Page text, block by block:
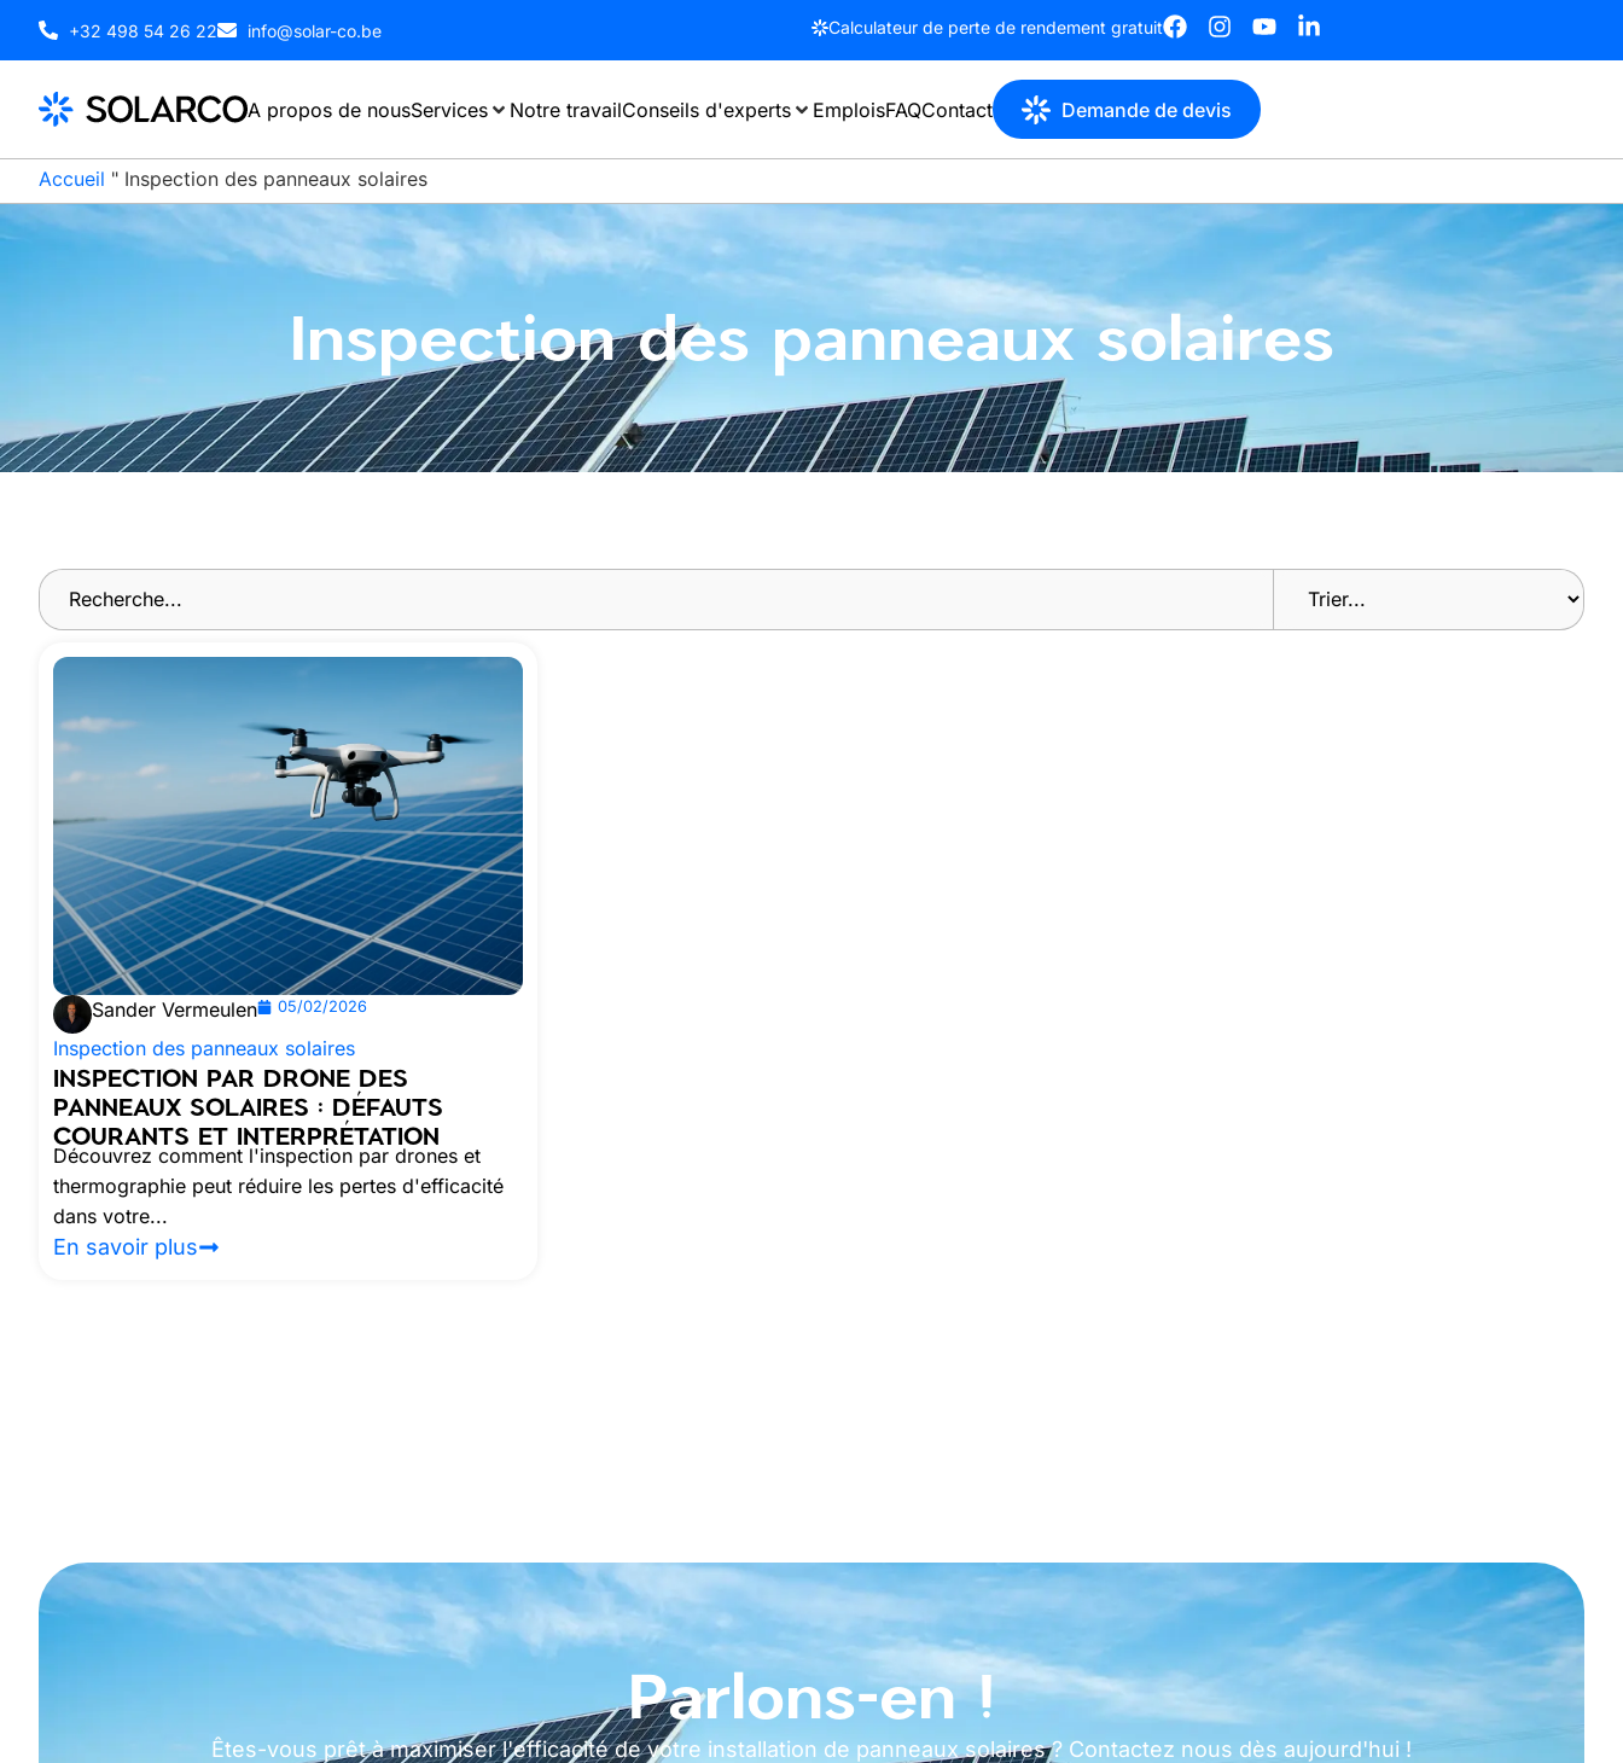
+32 498 54 26 22 info@solar-co.be Calculateur de perte de rendement gratuit
A propos de nousServices Notre travailConseils d'experts EmploisFAQContact Demande de devis
Accueil " Inspection des panneaux solaires
Inspection des panneaux solaires
Sander Vermeulen 05/02/2026
Inspection des panneaux solaires
INSPECTION PAR DRONE DES
PANNEAUX SOLAIRES : DÉFAUTS
COURANTS ET INTERPRÉTATION
Découvrez comment l'inspection par drones et
thermographie peut réduire les pertes d'efficacité
dans votre...
En savoir plus
Parlons-en !
Êtes-vous prêt à maximiser l'efficacité de votre installation de panneaux solaires ? Contactez nous dès aujourd'hui !